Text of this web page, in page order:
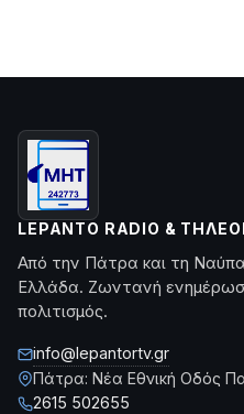
LEPANTO RADIO &
Από την Πάτρα και τη
Ελλάδα. Ζωντανή
πολιτισμός.
info@lepantortv.gr
Πάτρα: Νέα Εθνική Οδός
2615 502655